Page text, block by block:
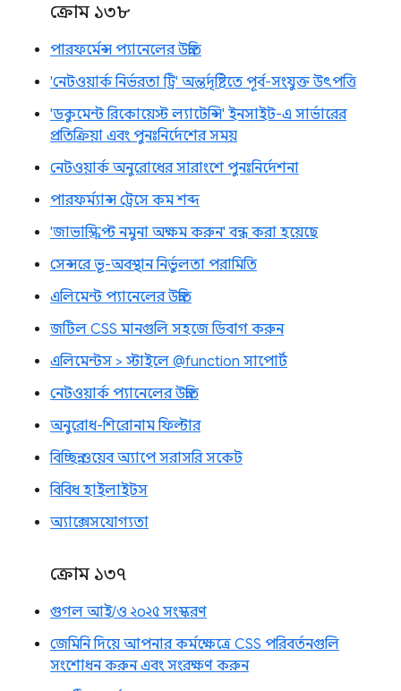
ক্রোম ১৩৮
পারফর্মেন্স প্যানেলের উন্নতি
'নেটওয়ার্ক নির্ভরতা ট্রি' অন্তর্দৃষ্টিতে পূর্ব-সংযুক্ত উৎপত্তি
'ডকুমেন্ট রিকোয়েস্ট ল্যাটেন্সি' ইনসাইট-এ সার্ভারের
প্রতিক্রিয়া এবং পুনঃনির্দেশের সময়
নেটওয়ার্ক অনুরোধের সারাংশে পুনঃনির্দেশনা
পারফর্ম্যান্স ট্রেসে কম শব্দ
'জাভাস্ক্রিপ্ট নমুনা অক্ষম করুন' বন্ধ করা হয়েছে
সেন্সরে ভূ-অবস্থান নির্ভুলতা পরামিতি
এলিমেন্ট প্যানেলের উন্নতি
জটিল CSS মানগুলি সহজে ডিবাগ করুন
এলিমেন্টস > স্টাইলে @function সাপোর্ট
নেটওয়ার্ক প্যানেলের উন্নতি
অনুরোধ-শিরোনাম ফিল্টার
বিচ্ছিন্ন ওয়েব অ্যাপে সরাসরি সকেট
বিবিধ হাইলাইটস
অ্যাক্সেসযোগ্যতা
ক্রোম ১৩৭
গুগল আই/ও ২০২৫ সংস্করণ
জেমিনি দিয়ে আপনার কর্মক্ষেত্রে CSS পরিবর্তনগুলি
সংশোধন করুন এবং সংরক্ষণ করুন